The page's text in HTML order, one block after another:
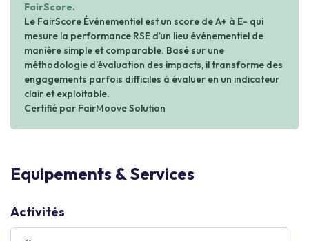
FairScore.
Le FairScore Événementiel est un score de A+ à E- qui
mesure la performance RSE d’un lieu événementiel de
manière simple et comparable. Basé sur une
méthodologie d’évaluation des impacts, il transforme des
engagements parfois difficiles à évaluer en un indicateur
clair et exploitable.
Certifié par FairMoove Solution
Equipements & Services
Activités